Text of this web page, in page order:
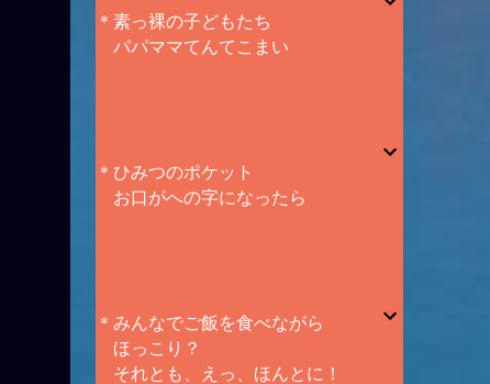
＊素っ裸の子どもたち
パパママてんてこまい
＊ひみつのポケット
お口がへの字になったら
＊みんなでご飯を食べながら
ほっこり？
それとも、えっ、ほんとに！